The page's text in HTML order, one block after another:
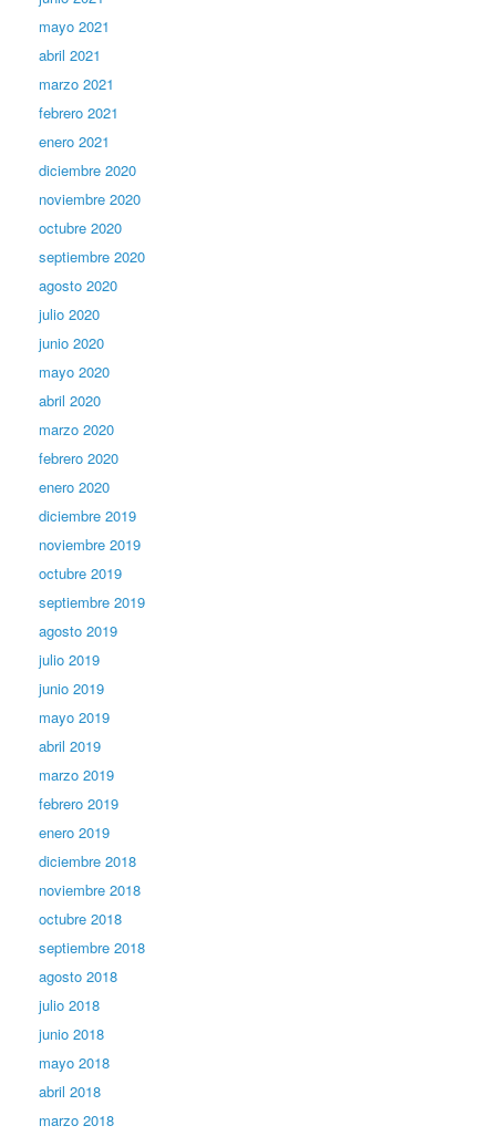
mayo 2021
abril 2021
marzo 2021
febrero 2021
enero 2021
diciembre 2020
noviembre 2020
octubre 2020
septiembre 2020
agosto 2020
julio 2020
junio 2020
mayo 2020
abril 2020
marzo 2020
febrero 2020
enero 2020
diciembre 2019
noviembre 2019
octubre 2019
septiembre 2019
agosto 2019
julio 2019
junio 2019
mayo 2019
abril 2019
marzo 2019
febrero 2019
enero 2019
diciembre 2018
noviembre 2018
octubre 2018
septiembre 2018
agosto 2018
julio 2018
junio 2018
mayo 2018
abril 2018
marzo 2018